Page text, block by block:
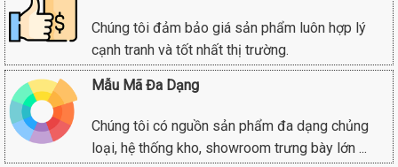
Chúng tôi đảm bảo giá sản phẩm luôn hợp lý
cạnh tranh và tốt nhất thị trường.
Mẫu Mã Đa Dạng
Chúng tôi có nguồn sản phẩm đa dạng chủng
loại, hệ thống kho, showroom trưng bày lớn ...